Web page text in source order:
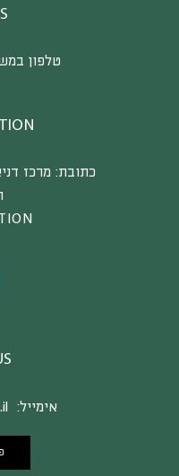
טלפון
כתובת: מרכז
אימייל: